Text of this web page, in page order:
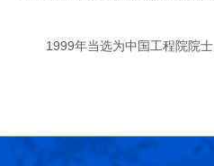
1999年当选为中国工程院院士